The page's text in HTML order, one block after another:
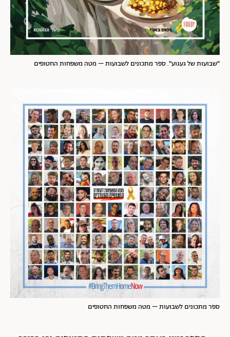
"שבועות של געגוע". ספר מתכונים לשבועות – מטה משפחות החטופים
ספר מתכונים לשבועות – מטה משפחות החטופים